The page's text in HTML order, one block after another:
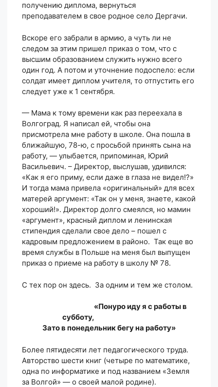
получению диплома, вернуться
преподавателем в свое родное село Дергачи.
Вскоре его забрали в армию, а чуть ли не
следом за этим пришел приказ о том, что с
высшим образованием служить нужно всего
один год. А потом и уточнение подоспело: если
солдат имеет диплом учителя, то отпустить его
следует уже к 1 сентября.
— Мама к тому времени как раз переехала в
Волгоград. Я написал ей, чтобы она
присмотрела мне работу в школе. Она пошла в
ближайшую, 78-ю, с просьбой принять сына на
работу, — улыбается, припоминая, Юрий
Васильевич. – Директор, выслушав, удивился:
«Как я его приму, если даже в глаза не видел!?»
И тогда мама привела «оригинальный» для всех
матерей аргумент: «Так он у меня, знаете, какой
хороший!». Директор долго смеялся, но мамин
«аргумент», красный диплом и ленинская
стипендия сделали свое дело – пошел с
кадровым предложением в районо. Так еще во
время службы в Польше на меня был выпущен
приказ о приеме на работу в школу № 78.
С тех пор он здесь. За одним и тем же столом.
«Понуро иду я с работы в
субботу,
Зато в понедельник бегу на работу»
Более пятидесяти лет педагогического труда.
Авторство шести книг (четыре по математике,
одна по информатике и под названием «Земля
за Волгой» — о своей малой родине).